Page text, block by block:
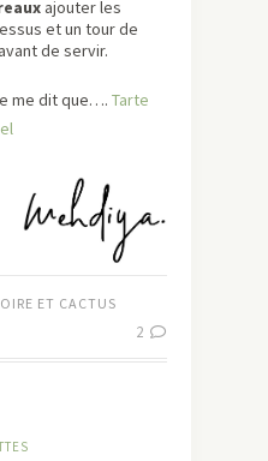
ajouter les
et un tour de
de servir.
me dit que…. Tarte
ET CACTUS
2